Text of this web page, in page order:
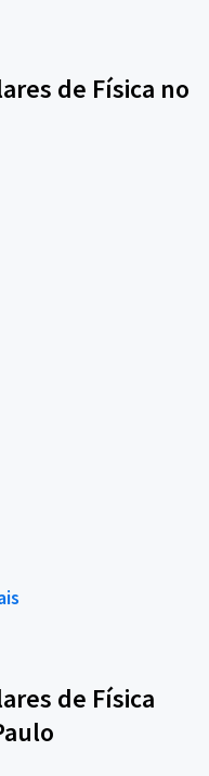
de Física no
de Física